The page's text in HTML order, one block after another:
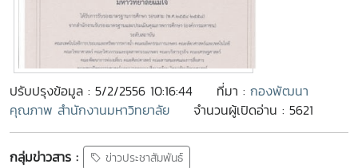
ปรับปรุงข้อมูล : 5/2/2556 10:16:44 ที่มา : กองพัฒนา
คุณภาพ สำนักงานมหาวิทยาลัย
จำนวนผู้เปิดอ่าน : 5621
กลุ่มข่าวสาร : ข่าวประชาสัมพันธ์